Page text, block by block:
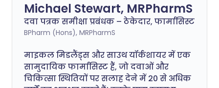
Michael Stewart, MRPharmS
दवा पत्रक समीक्षा प्रबंधक – ठेकेदार, फार्मासिस्ट
BPharm (Hons), MRPharmS
माइकल मिडलैंड्स और साउथ यॉर्कशायर में एक
सामुदायिक फार्मासिस्ट हैं, जो दवाओं और
चिकित्सा स्थितियों पर सलाह देने में 20 से अधिक